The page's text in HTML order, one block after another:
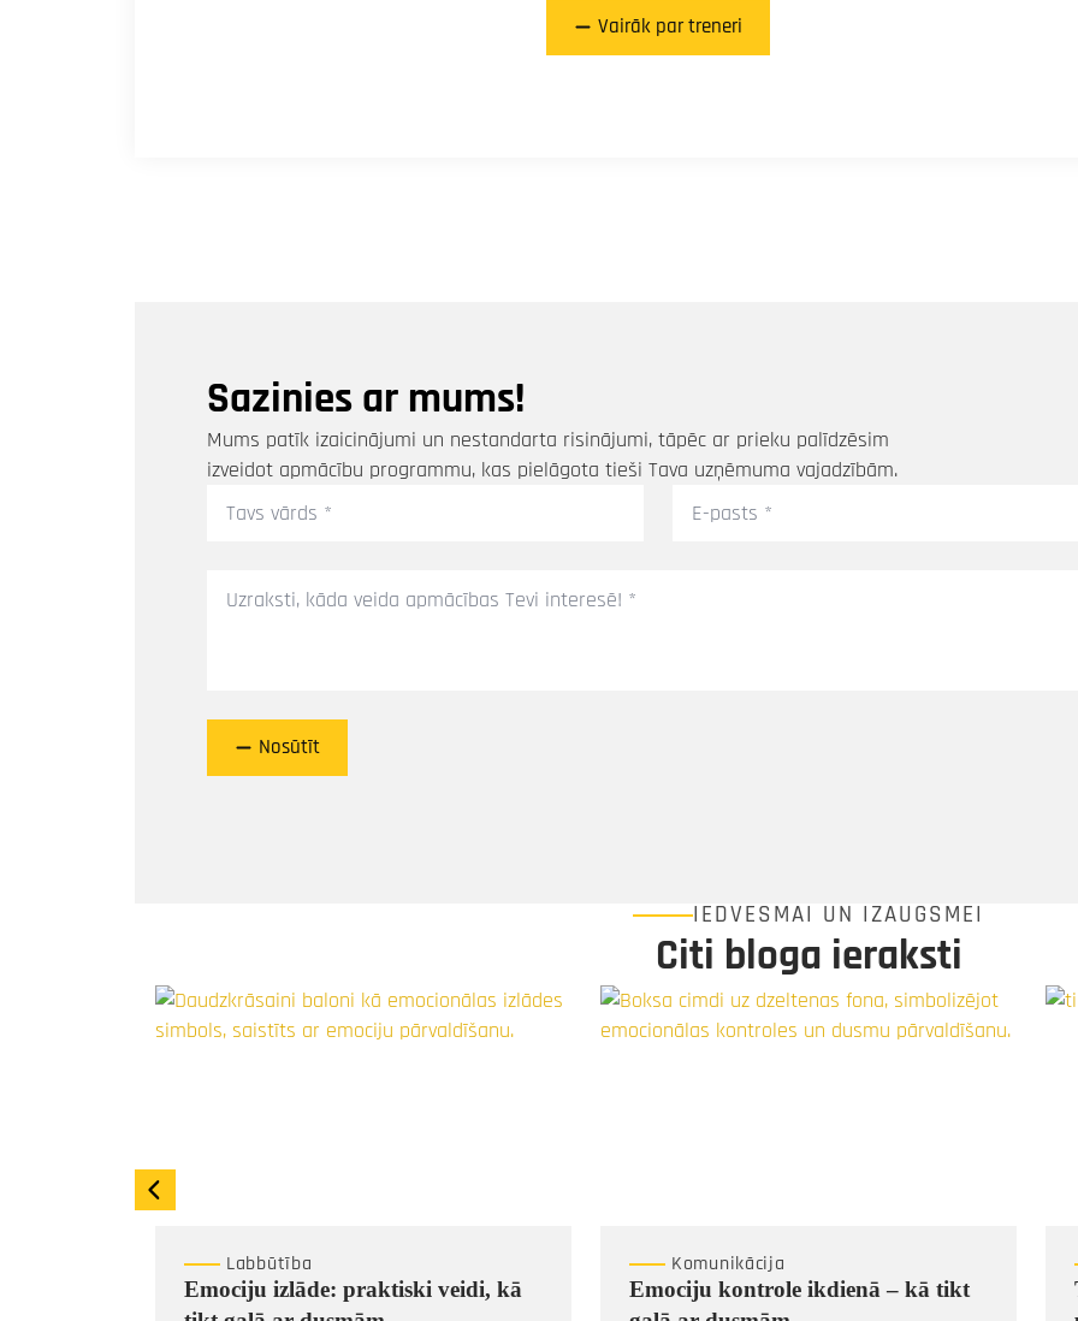
Vairāk par treneri
Sazinies ar mums!
Mums patīk izaicinājumi un nestandarta risinājumi, tāpēc ar prieku palīdzēsim
izveidot apmācību programmu, kas pielāgota tieši Tava uzņēmuma vajadzībām.
vārds pasts
Nosūtīt
IEDVESMAI UN IZAUGSMEI
Citi bloga ieraksti
Labbūtība
Emociju izlāde: praktiski veidi, kā
Komunikācija
Emociju kontrole ikdienā – kā tikt